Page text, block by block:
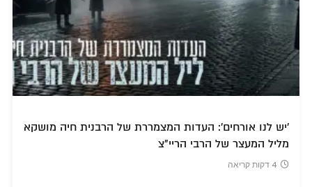
'יש לנו אורחים': העדות המצמררת של הרבנית חיה מושקא
מליל המעצר של הרבי הריי"צ
4 דקות קריאה